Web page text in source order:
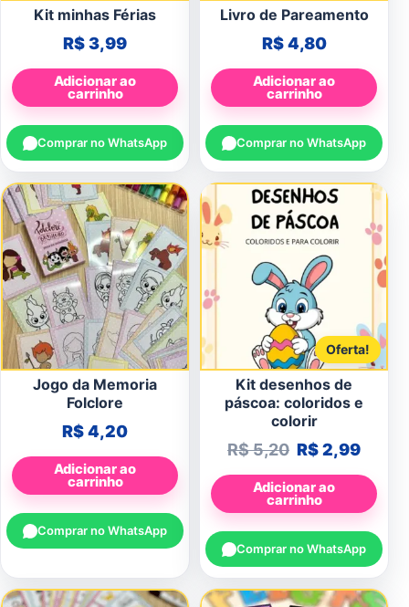
Kit minhas Férias
R$3,99
Adicionar ao
carrinho
Comprar no WhatsApp
Livro de Pareamento
R$4,80
Adicionar ao
carrinho
Comprar no WhatsApp
Jogo da Memoria
Folclore
R$4,20
Adicionar ao
carrinho
Comprar no WhatsApp
Oferta!
Kit desenhos de
páscoa: coloridos e
colorir
R$5,20 O preço
R$2,99O
Adicionar ao
carrinho
Comprar no WhatsApp